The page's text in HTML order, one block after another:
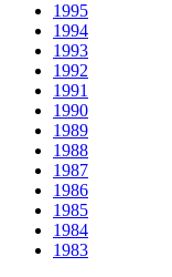
1995
1994
1993
1992
1991
1990
1989
1988
1987
1986
1985
1984
1983